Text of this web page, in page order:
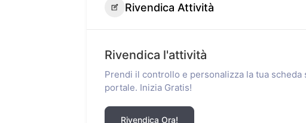
Rivendica Attività
Rivendica l'attività
Prendi il controllo e personalizza la tua scheda
portale. Inizia Gratis!
Rivendica Ora!